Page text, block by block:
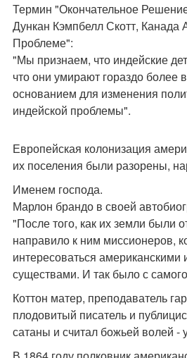
Термин "Окончательное
Дункан Кэмпбелл Скотт, Канада
Проблеме":
"Мы признаем, что индейские
что они умирают гораздо более
основанием для изменения
индейской проблемы".
Европейская колонизация
их поселения были разорены,
Именем господа.
Марлон брандо в своей
"После того, как их земли были
направило к ним миссионеров,
интересоваться
существами. И так было с
Коттон матер, преподаватель
плодовитый писатель и
сатаны и считал божьей волей -